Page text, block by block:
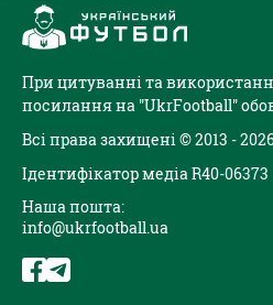
При цитуванні та
посилання на "UkrFootball"
Всі права захищені © 2013 -
Ідентифікатор медіа R40-06373
Наша пошта:
info@ukrfootball.ua